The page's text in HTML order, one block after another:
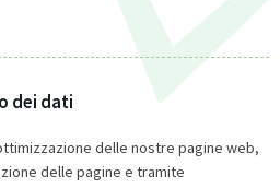
dei dati
delle nostre pagine web,
delle pagine e tramite